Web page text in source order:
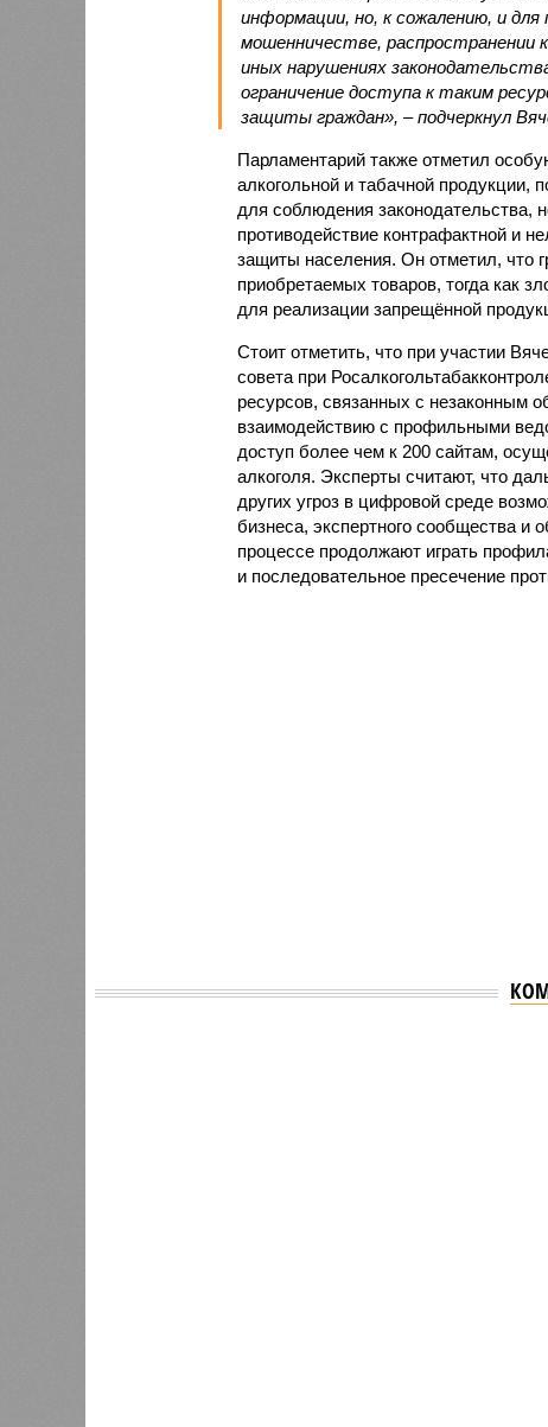
информации, но, к сожалению, и
мошенничестве, распространении
иных нарушениях
ограничение доступа к таким
защиты граждан», – подчеркнул
Парламентарий также отметил
алкогольной и табачной продукции,
для соблюдения законодательства,
противодействие контрафактной и
защиты населения. Он отметил, что
приобретаемых товаров, тогда как
для реализации запрещённой
Стоит отметить, что при участии
совета при
ресурсов, связанных с незаконным
взаимодействию с профильными
доступ более чем к 200 сайтам,
алкоголя. Эксперты считают, что
других угроз в цифровой среде
бизнеса, экспертного сообщества
процессе продолжают играть
и последовательное пресечение